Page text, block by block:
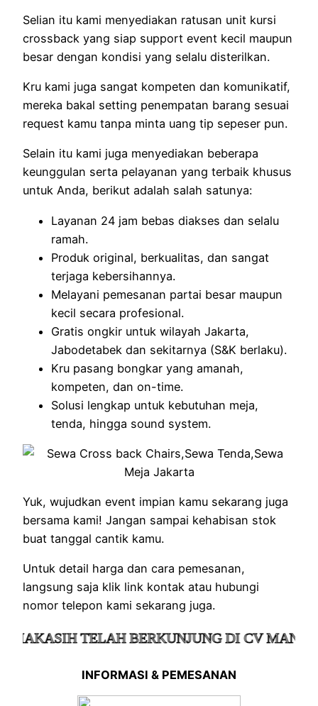
Selian itu kami menyediakan ratusan unit kursi
crossback yang siap support event kecil maupun
besar dengan kondisi yang selalu disterilkan.
Kru kami juga sangat kompeten dan komunikatif,
mereka bakal setting penempatan barang sesuai
request kamu tanpa minta uang tip sepeser pun.
Selain itu kami juga menyediakan beberapa
keunggulan serta pelayanan yang terbaik khusus
untuk Anda, berikut adalah salah satunya:
Layanan 24 jam bebas diakses dan selalu
ramah.
Produk original, berkualitas, dan sangat
terjaga kebersihannya.
Melayani pemesanan partai besar maupun
kecil secara profesional.
Gratis ongkir untuk wilayah Jakarta,
Jabodetabek dan sekitarnya (S&K berlaku).
Kru pasang bongkar yang amanah,
kompeten, dan on-time.
Solusi lengkap untuk kebutuhan meja,
tenda, hingga sound system.
Yuk, wujudkan event impian kamu sekarang juga
bersama kami! Jangan sampai kehabisan stok
buat tanggal cantik kamu.
Untuk detail harga dan cara pemesanan,
langsung saja klik link kontak atau hubungi
nomor telepon kami sekarang juga.
TELAH BERKUNJUNG DI CV MANDIRI
INFORMASI & PEMESANAN